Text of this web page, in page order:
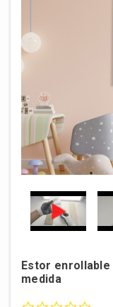
Estor
medida